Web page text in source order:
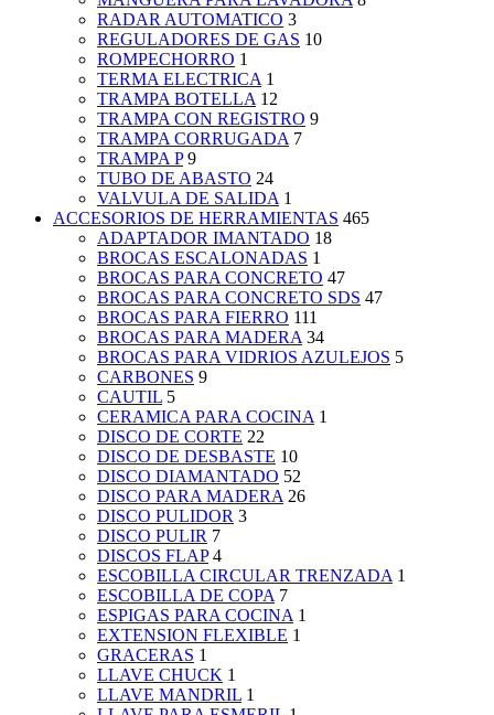
RADAR AUTOMATICO 3
REGULADORES DE GAS 10
ROMPECHORRO 1
TERMA ELECTRICA 1
TRAMPA BOTELLA 12
TRAMPA CON REGISTRO 9
TRAMPA CORRUGADA 7
TRAMPA P 9
TUBO DE ABASTO 24
VALVULA DE SALIDA 1
ACCESORIOS DE HERRAMIENTAS 465
ADAPTADOR IMANTADO 18
BROCAS ESCALONADAS 1
BROCAS PARA CONCRETO 47
BROCAS PARA CONCRETO SDS 47
BROCAS PARA FIERRO 111
BROCAS PARA MADERA 34
BROCAS PARA VIDRIOS AZULEJOS 5
CARBONES 9
CAUTIL 5
CERAMICA PARA COCINA 1
DISCO DE CORTE 22
DISCO DE DESBASTE 10
DISCO DIAMANTADO 52
DISCO PARA MADERA 26
DISCO PULIDOR 3
DISCO PULIR 7
DISCOS FLAP 4
ESCOBILLA CIRCULAR TRENZADA 1
ESCOBILLA DE COPA 7
ESPIGAS PARA COCINA 1
EXTENSION FLEXIBLE 1
GRACERAS 1
LLAVE CHUCK 1
LLAVE MANDRIL 1